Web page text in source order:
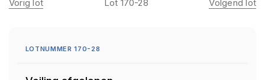
Vorig lot Lot 170-28 Volgend lot
LOTNUMMER 170-28